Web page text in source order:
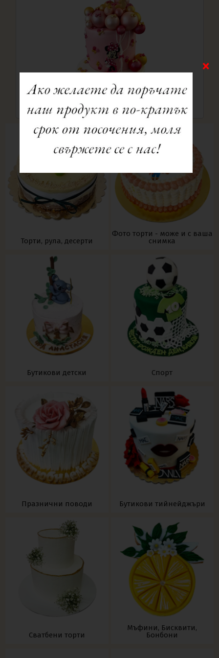
Торта №1423
66.98 €
Торти, рула, десерти
Фото торти - може и с ваша
снимка
Бутикови детски Спорт
Празнични поводи Бутикови тийнейджъри
Сватбени торти
Мъфини, Бисквити,
Бонбони